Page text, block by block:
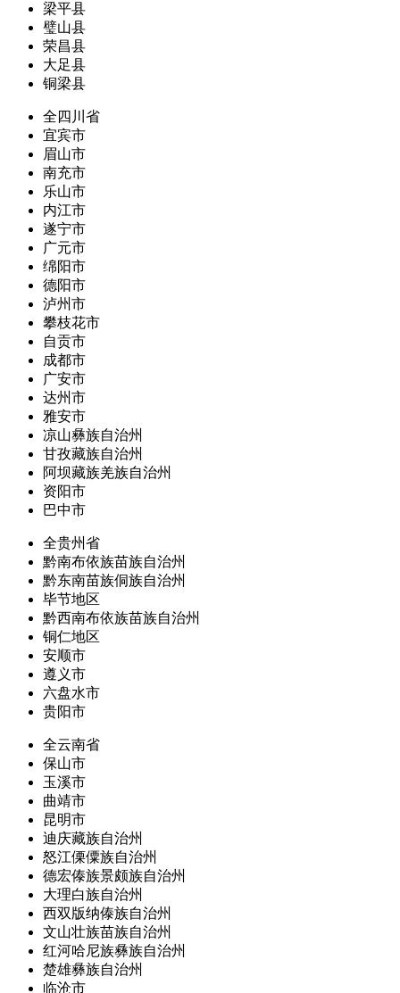
梁平县
璧山县
荣昌县
大足县
铜梁县
全四川省
宜宾市
眉山市
南充市
乐山市
内江市
遂宁市
广元市
绵阳市
德阳市
泸州市
攀枝花市
自贡市
成都市
广安市
达州市
雅安市
凉山彝族自治州
甘孜藏族自治州
阿坝藏族羌族自治州
资阳市
巴中市
全贵州省
黔南布依族苗族自治州
黔东南苗族侗族自治州
毕节地区
黔西南布依族苗族自治州
铜仁地区
安顺市
遵义市
六盘水市
贵阳市
全云南省
保山市
玉溪市
曲靖市
昆明市
迪庆藏族自治州
怒江傈僳族自治州
德宏傣族景颇族自治州
大理白族自治州
西双版纳傣族自治州
文山壮族苗族自治州
红河哈尼族彝族自治州
楚雄彝族自治州
临沧市